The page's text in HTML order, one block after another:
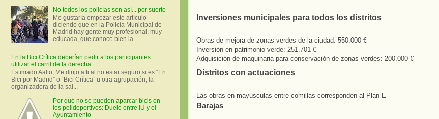
Inversiones municipales para todos los distritos
Obras de mejora de zonas verdes de la ciudad: 550.000 €
Inversión en patrimonio verde: 251.701 €
Adquisición de maquinaria para conservación de zonas verdes: 200.000 €
Distritos con actuaciones
Las obras en mayúsculas entre comillas corresponden al Plan-E
Barajas
No todos los policías son así... por suerte
Me gustaría empezar este artículo
diciendo que en la Policía Municipal de
Madrid hay gente muy profesional, muy
educada, que conoce bien la ...
En la Bici Crítica deberían pedir a los participantes
utilizar el carril de la derecha
Estimado Aalto, Me dirijo a ti al no estar seguro si es “En
Bici por Madrid” o “Bici Crítica” u otra agrupación, la
organizadora de la sal...
Por qué no se pueden aparcar bicis en
los polideportivos: Duelo entre IU y el
Ayuntamiento